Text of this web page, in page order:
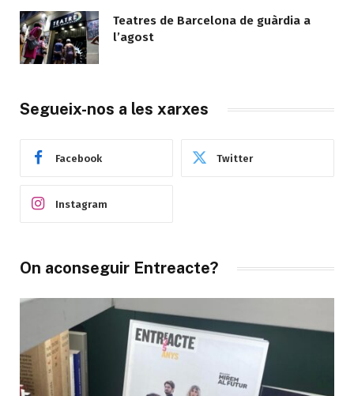
Teatres de Barcelona de guàrdia a
l’agost
Segueix-nos a les xarxes
Facebook Twitter
Instagram
On aconseguir Entreacte?